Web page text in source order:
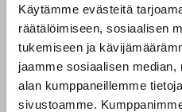
Käytämme evästeitä
räätälöimiseen, sosiaalisen
tukemiseen ja
jaamme sosiaalisen
alan kumppaneillemme
sivustoamme.
Jarkko Hyppönen